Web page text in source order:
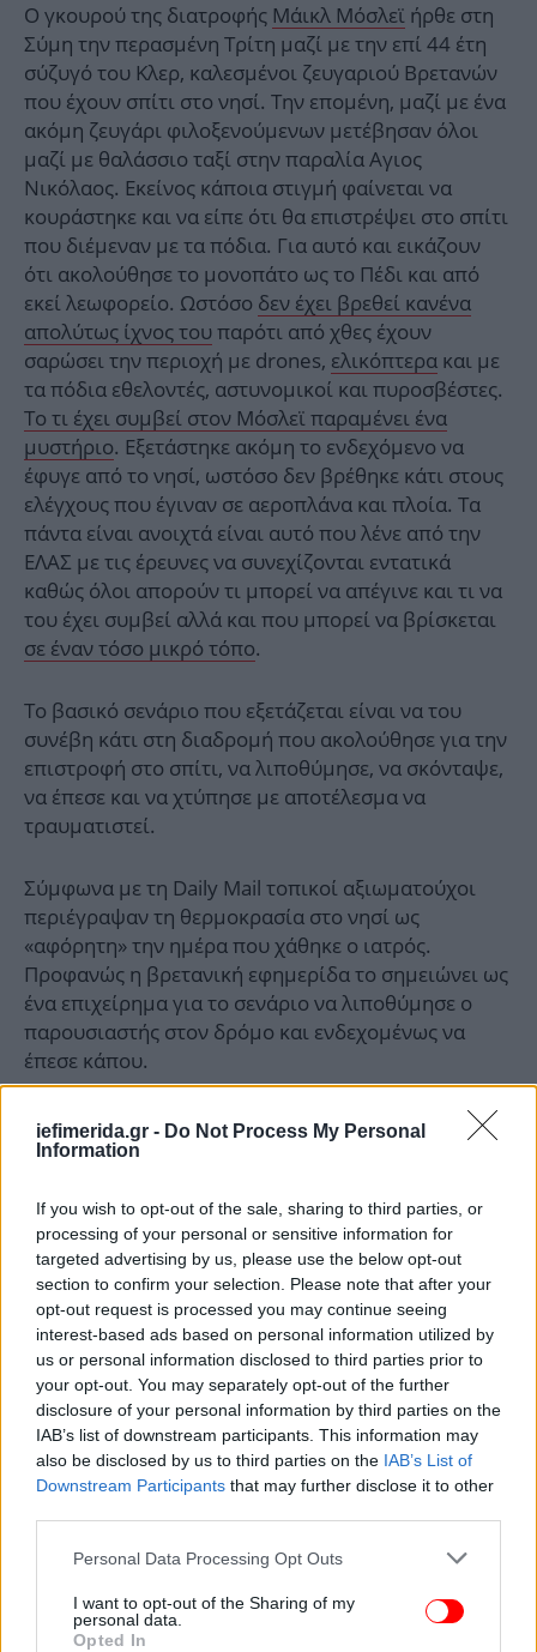
iefimerida.gr - Do Not Process My Personal
Information
If you wish to opt-out of the sale, sharing to third parties, or
processing of your personal or sensitive information for
targeted advertising by us, please use the below opt-out
section to confirm your selection. Please note that after your
opt-out request is processed you may continue seeing
interest-based ads based on personal information utilized by
us or personal information disclosed to third parties prior to
your opt-out. You may separately opt-out of the further
disclosure of your personal information by third parties on the
IAB’s list of downstream participants. This information may
also be disclosed by us to third parties on the IAB’s List of
Downstream Participants that may further disclose it to other
Please note that this website/app uses one or more Google
not limited to your visit or usage behaviour. You may click to
grant or deny consent to Google and its third-party tags to
Personal Data Processing Opt Outs
I want to opt-out of the Sharing of my
personal data.
Opted In
Ο γκουρού της διατροφής Μάικλ Μόσλεϊ ήρθε στη
Σύμη την περασμένη Τρίτη μαζί με την επί 44 έτη
σύζυγό του Κλερ, καλεσμένοι ζευγαριού Βρετανών
που έχουν σπίτι στο νησί. Την επομένη, μαζί με ένα
ακόμη ζευγάρι φιλοξενούμενων μετέβησαν όλοι
μαζί με θαλάσσιο ταξί στην παραλία Αγιος
Νικόλαος. Εκείνος κάποια στιγμή φαίνεται να
κουράστηκε και να είπε ότι θα επιστρέψει στο σπίτι
που διέμεναν με τα πόδια. Για αυτό και εικάζουν
ότι ακολούθησε το μονοπάτο ως το Πέδι και από
εκεί λεωφορείο. Ωστόσο δεν έχει βρεθεί κανένα
απολύτως ίχνος τουπαρότι από χθες έχουν
σαρώσει την περιοχή με drones, ελικόπτερα και με
τα πόδια εθελοντές, αστυνομικοί και πυροσβέστες.
Το τι έχει συμβεί στον Μόσλεϊ παραμένει ένα
μυστήριο. Εξετάστηκε ακόμη το ενδεχόμενο να
έφυγε από το νησί, ωστόσο δεν βρέθηκε κάτι στους
ελέγχους που έγιναν σε αεροπλάνα και πλοία. Τα
πάντα είναι ανοιχτά είναι αυτό που λένε από την
ΕΛΑΣ με τις έρευνες να συνεχίζονται εντατικά
καθώς όλοι απορούν τι μπορεί να απέγινε και τι να
του έχει συμβεί αλλά και που μπορεί να βρίσκεται
σε έναν τόσο μικρό τόπο.
Το βασικό σενάριο που εξετάζεται είναι να του
συνέβη κάτι στη διαδρομή που ακολούθησε για την
επιστροφή στο σπίτι, να λιποθύμησε, να σκόνταψε,
να έπεσε και να χτύπησε με αποτέλεσμα να
τραυματιστεί.
Σύμφωνα με τη Daily Mail τοπικοί αξιωματούχοι
περιέγραψαν τη θερμοκρασία στο νησί ως
«αφόρητη» την ημέρα που χάθηκε ο ιατρός.
Προφανώς η βρετανική εφημερίδα το σημειώνει ως
ένα επιχείρημα για το σενάριο να λιποθύμησε ο
παρουσιαστής στον δρόμο και ενδεχομένως να
έπεσε κάπου.